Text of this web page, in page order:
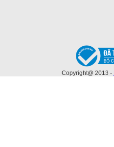
Copyright@ 2013 -